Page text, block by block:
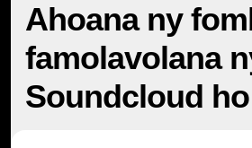
Ahoana ny
famolavolana
Soundcloud ho